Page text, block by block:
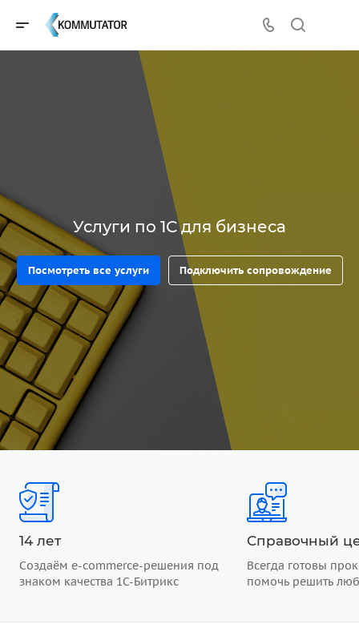
Услуги по 1С для бизнеса
Посмотреть все услуги Подключить сопровождение
14 лет
Создаём e-commerce-решения под
знаком качества 1С-Битрикс
Справочный
Всегда готовы
помочь решить